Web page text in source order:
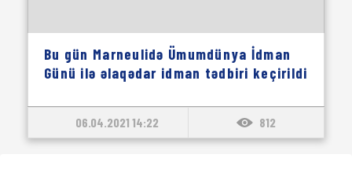
Bu gün Marneulidə Ümumdünya İdman
Günü ilə əlaqədar idman tədbiri keçirildi
06.04.2021 14:22 812